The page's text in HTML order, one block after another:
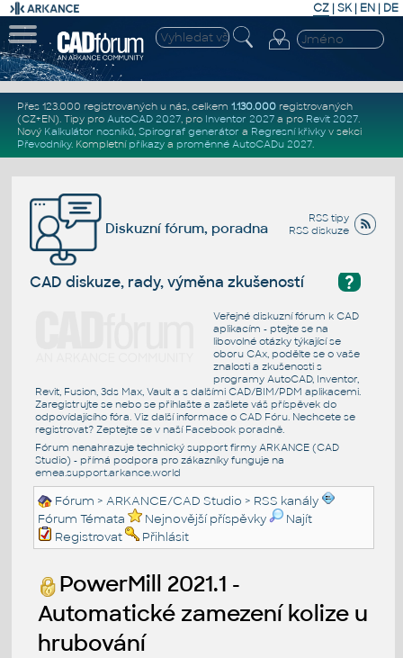
CZ | SK| EN | DE
Přes 123.000 registrovaných u nás, celkem 1.130.000registrovaných
(CZ+EN). Tipy pro AutoCAD 2027, pro Inventor 2027a pro Revit 2027.
Nový Kalkulátor nosníků, Spirograf generátor a Regresní křivkyv sekci
Převodníky. Kompletní příkazya proměnné AutoCADu 2027.
RSS tipy
RSS diskuze
Diskuzní fórum, poradna
?
CAD diskuze, rady, výměna zkušeností
Veřejné diskuzní fórum k CAD
aplikacím - ptejte se na
libovolné otázky týkající se
oboru CAx, podělte se o vaše
znalosti a zkušenosti s
programy AutoCAD, Inventor,
Revit, Fusion, 3ds Max, Vault a s dalšími CAD/BIM/PDM aplikacemi.
Zaregistrujte se nebo se přihlašte a zašlete váš příspěvek do
odpovídajícího fóra. Viz další informace o CAD Fóru. Nechcete se
registrovat? Zeptejte se v naší Facebook poradně.
Fórum nenahrazuje technický support firmy ARKANCE (CAD
Studio) - přímá podpora pro zákazníky funguje na
emea.support.arkance.world
Fórum >ARKANCE/CAD Studio > RSS kanály
Fórum Témata
Nejnovější příspěvky
Najít
Registrovat
Přihlásit
PowerMill 2021.1 -
Automatické zamezení kolize u
hrubování